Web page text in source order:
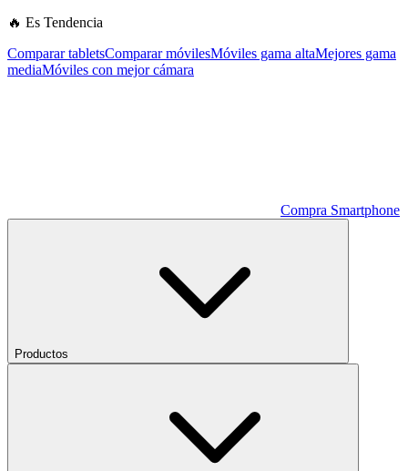
🔥 Es Tendencia
Comparar tabletsComparar móvilesMóviles gama altaMejores gama
mediaMóviles con mejor cámara
Compra Smartphone
Productos